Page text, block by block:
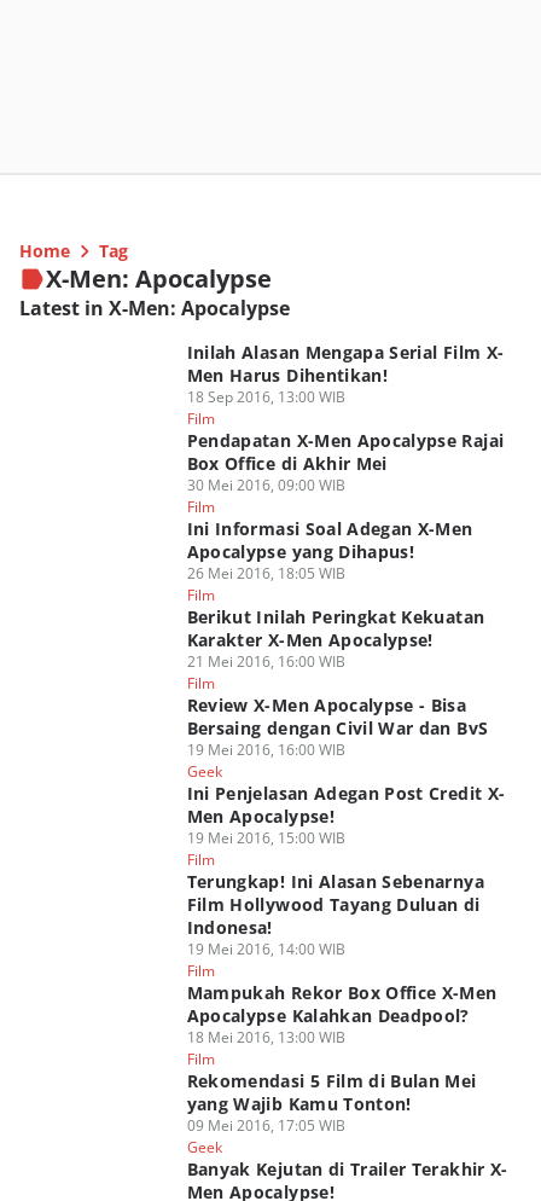
Home Tag
X-Men: Apocalypse
Latest in X-Men: Apocalypse
Inilah Alasan Mengapa Serial Film X-
Men Harus Dihentikan!
18 Sep 2016, 13:00 WIB
Film
Pendapatan X-Men Apocalypse Rajai
Box Office di Akhir Mei
30 Mei 2016, 09:00 WIB
Film
Ini Informasi Soal Adegan X-Men
Apocalypse yang Dihapus!
26 Mei 2016, 18:05 WIB
Film
Berikut Inilah Peringkat Kekuatan
Karakter X-Men Apocalypse!
21 Mei 2016, 16:00 WIB
Film
Review X-Men Apocalypse - Bisa
Bersaing dengan Civil War dan BvS
19 Mei 2016, 16:00 WIB
Geek
Ini Penjelasan Adegan Post Credit X-
Men Apocalypse!
19 Mei 2016, 15:00 WIB
Film
Terungkap! Ini Alasan Sebenarnya
Film Hollywood Tayang Duluan di
Indonesa!
19 Mei 2016, 14:00 WIB
Film
Mampukah Rekor Box Office X-Men
Apocalypse Kalahkan Deadpool?
18 Mei 2016, 13:00 WIB
Film
Rekomendasi 5 Film di Bulan Mei
yang Wajib Kamu Tonton!
09 Mei 2016, 17:05 WIB
Geek
Banyak Kejutan di Trailer Terakhir X-
Men Apocalypse!